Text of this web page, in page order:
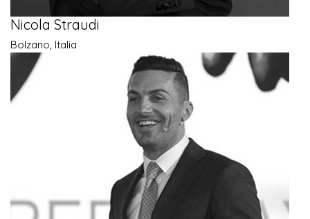
Nicola Straudi
Bolzano, Italia